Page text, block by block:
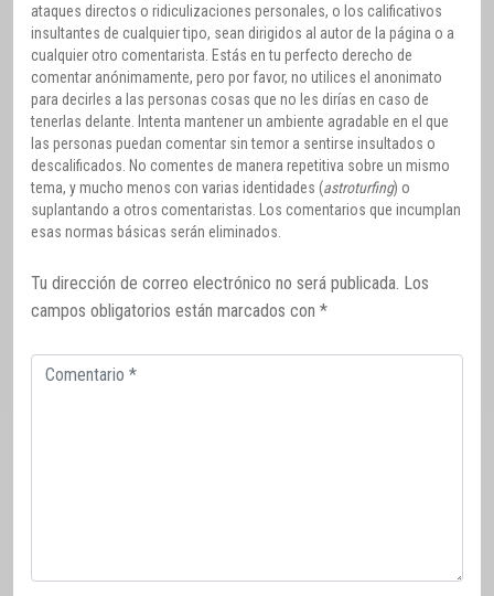
ataques directos o ridiculizaciones personales, o los calificativos
insultantes de cualquier tipo, sean dirigidos al autor de la página o a
cualquier otro comentarista. Estás en tu perfecto derecho de
comentar anónimamente, pero por favor, no utilices el anonimato
para decirles a las personas cosas que no les dirías en caso de
tenerlas delante. Intenta mantener un ambiente agradable en el que
las personas puedan comentar sin temor a sentirse insultados o
descalificados. No comentes de manera repetitiva sobre un mismo
tema, y mucho menos con varias identidades (astroturfing) o
suplantando a otros comentaristas. Los comentarios que incumplan
esas normas básicas serán eliminados.
Tu dirección de correo electrónico no será publicada. Los
campos obligatorios están marcados con *
Comentario